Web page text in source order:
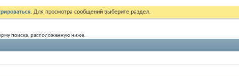
. Для просмотра сообщений выберите раздел.
поиска, расположенную ниже.